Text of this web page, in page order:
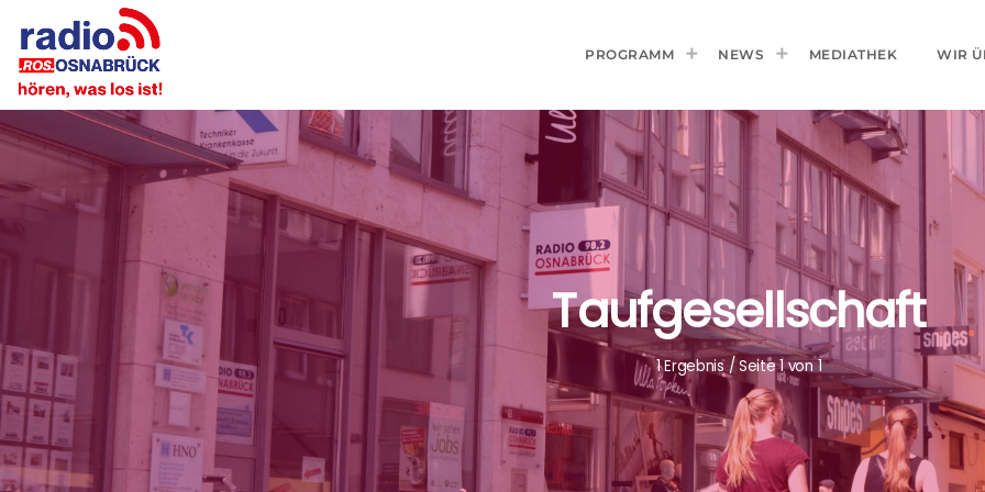
PROGRAMM NEWS MEDIATHEK WIR
Taufgesellschaft
1 Ergebnis / Seite 1 von 1